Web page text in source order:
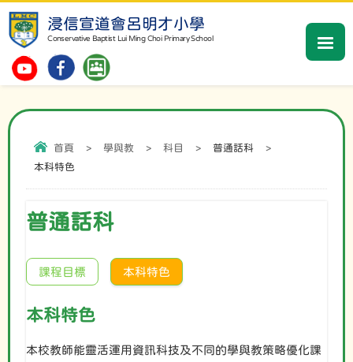
浸信宣道會呂明才小學
Conservative Baptist Lui Ming Choi Primary School
首頁 > 學與教 > 科目 > 普通話科
>
本科特色
普通話科
課程目標 本科特色
本科特色
本校教師能靈活運用資訊科技及不同的學與教策略優化課